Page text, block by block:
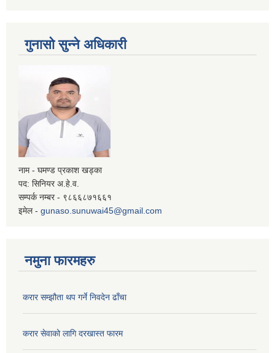
गुनासो सुन्ने अधिकारी
नाम - घमण्ड प्रकाश खड्का
पद: सिनियर अ.हे.व.
सम्पर्क नम्बर - ९८६६८७१६६१
इमेल - gunaso.sunuwai45@gmail.com
नमुना फारमहरु
करार सम्झौता थप गर्ने निवदेन ढाँचा
करार सेवाको लागि दरखास्त फारम